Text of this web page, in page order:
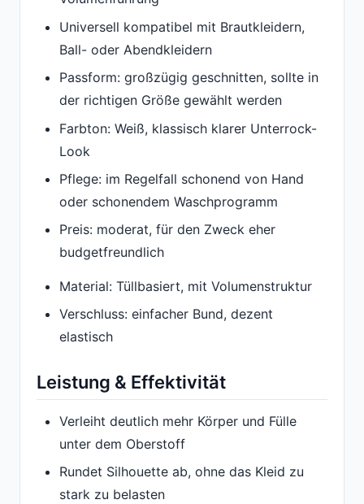
Universell kompatibel mit Brautkleidern,
Ball- oder Abendkleidern
Passform: großzügig geschnitten, sollte in
der richtigen Größe gewählt werden
Farbton: Weiß, klassisch klarer Unterrock-
Look
Pflege: im Regelfall schonend von Hand
oder schonendem Waschprogramm
Preis: moderat, für den Zweck eher
budgetfreundlich
Material: Tüllbasiert, mit Volumenstruktur
Verschluss: einfacher Bund, dezent
elastisch
Leistung & Effektivität
Verleiht deutlich mehr Körper und Fülle
unter dem Oberstoff
Rundet Silhouette ab, ohne das Kleid zu
stark zu belasten